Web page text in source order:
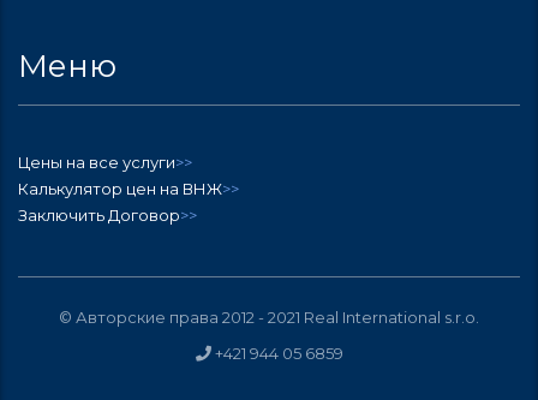
Меню
Цены на все услуги>>
Калькулятор цен на ВНЖ>>
Заключить Договор>>
© Авторские права 2012 - 2021 Real International s.r.o.
+421 944 05 6859